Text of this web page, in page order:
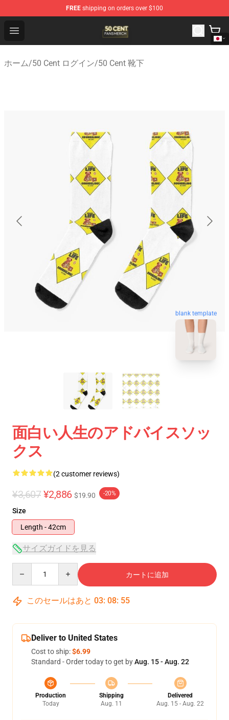
FREE shipping on orders over $100
Open menu
50 Cent Shop - Official 50 Cent Merchandise Store
ホーム/50 Cent ログイン/50 Cent 靴下
blank template
面白い人生のアドバイスソッ
クス
(2 customer reviews)
¥3,607 ¥2,886 $19.90 -20%
Size
Length - 42cm
サイズガイドを見る
カートに追加
このセールはあと 03: 08: 55
Deliver to United States
Cost to ship:$6.99
Standard - Order today to get byAug. 15 - Aug. 22
Production
Today
Shipping
Aug. 11
Delivered
Aug. 15 - Aug. 22